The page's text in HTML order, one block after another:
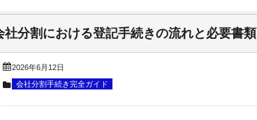
社分割における登記手続きの流れと必要書類
2026年6月12日
会社分割手続き完全ガイド